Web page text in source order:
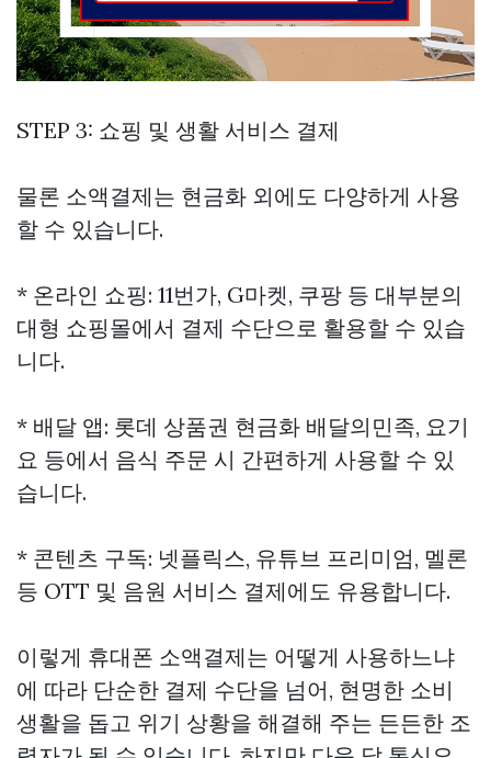
STEP 3: 쇼핑 및 생활 서비스 결제
물론 소액결제는 현금화 외에도 다양하게 사용
할 수 있습니다.
* 온라인 쇼핑: 11번가, G마켓, 쿠팡 등 대부분의
대형 쇼핑몰에서 결제 수단으로 활용할 수 있습
니다.
* 배달 앱: 롯데 상품권 현금화 배달의민족, 요기
요 등에서 음식 주문 시 간편하게 사용할 수 있
습니다.
* 콘텐츠 구독: 넷플릭스, 유튜브 프리미엄, 멜론
등 OTT 및 음원 서비스 결제에도 유용합니다.
이렇게 휴대폰 소액결제는 어떻게 사용하느냐
에 따라 단순한 결제 수단을 넘어, 현명한 소비
생활을 돕고 위기 상황을 해결해 주는 든든한 조